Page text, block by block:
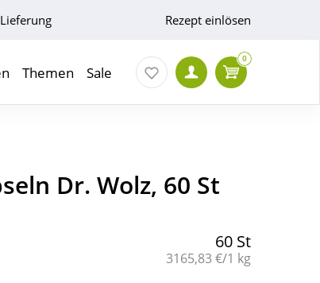
Rezept einlösen
Themen Sale
0
Dr. Wolz, 60 St
60 St
Grundpreis:
3165,83 €/1 kg